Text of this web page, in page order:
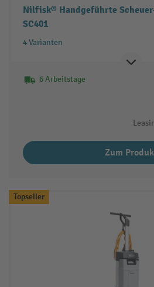
Nilfisk® Handgeführte
SC401
4 Varianten
6 Arbeitstage
Zum
Topseller